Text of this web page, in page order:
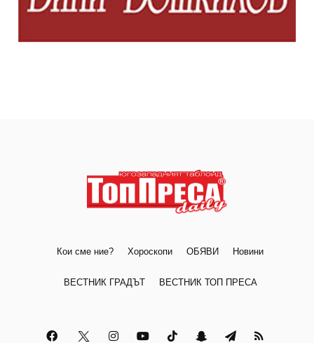
Кои сме ние? Хороскопи ОБЯВИ Новини
ВЕСТНИК ГРАДЪТ ВЕСТНИК ТОП ПРЕСА